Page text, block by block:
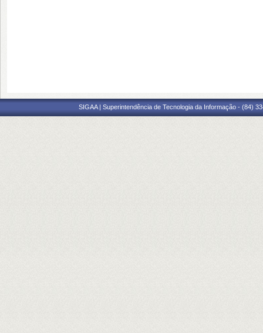
SIGAA | Superintendência de Tecnologia da Informação - (84)